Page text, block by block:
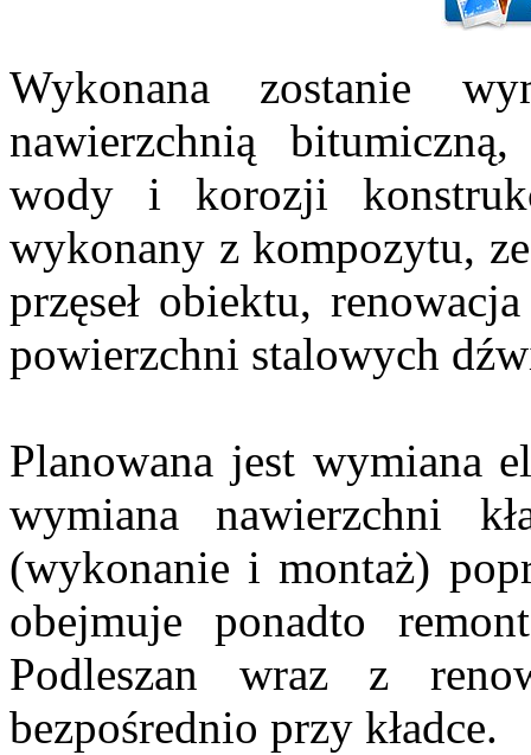
Wykonana zostanie
nawierzchnią
wody i korozji
wykonany z kompozytu,
przęseł obiektu,
powierzchni stalowych
Planowana jest wymiana
wymiana nawierzchni
(wykonanie i montaż)
obejmuje ponadto
Podleszan wraz z
bezpośrednio przy kładce.